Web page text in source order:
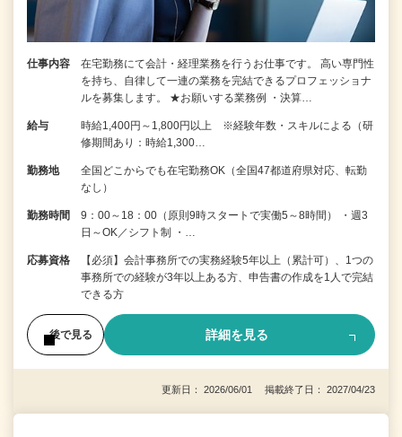
仕事内容
在宅勤務にて会計・経理業務を行うお仕事です。 高い専門性
を持ち、自律して一連の業務を完結できるプロフェッショナ
ルを募集します。 ★お願いする業務例 ・決算…
給与
時給1,400円～1,800円以上 ※経験年数・スキルによる（研
修期間あり：時給1,300…
勤務地
全国どこからでも在宅勤務OK（全国47都道府県対応、転勤
なし）
勤務時間
9：00～18：00（原則9時スタートで実働5～8時間） ・週3
日～OK／シフト制 ・…
応募資格
【必須】会計事務所での実務経験5年以上（累計可）、1つの
事務所での経験が3年以上ある方、申告書の作成を1人で完結
できる方
後で見る 詳細を見る
更新日： 2026/06/01 掲載終了日： 2027/04/23